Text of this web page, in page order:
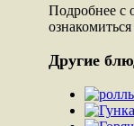
Подробнее с
ознакомиться
Другие